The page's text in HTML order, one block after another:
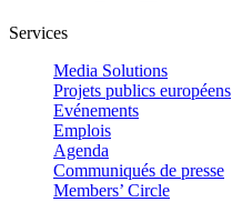
Services
Media Solutions
Projets publics européens
Evénements
Emplois
Agenda
Communiqués de presse
Members’ Circle